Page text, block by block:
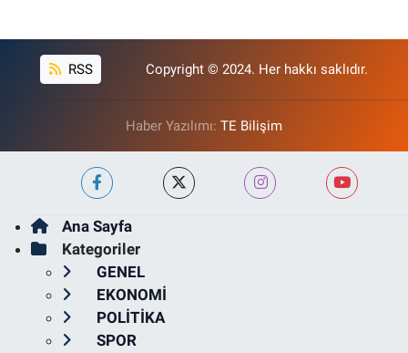
RSS Copyright © 2024. Her hakkı saklıdır.
Haber Yazılımı: TE Bilişim
Ana Sayfa
Kategoriler
GENEL
EKONOMİ
POLİTİKA
SPOR